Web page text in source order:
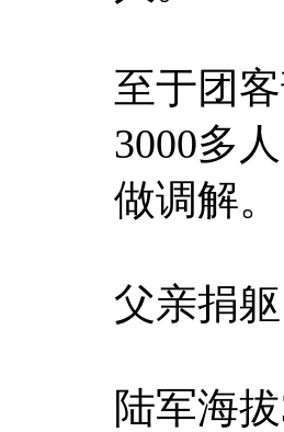
至于团
3000多
做调解。
父亲捐
陆军海